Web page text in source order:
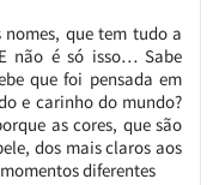
que tem tudo a
não é só isso… Sabe
que foi pensada em
e carinho do mundo?
as cores, que são
dos mais claros aos
diferentes